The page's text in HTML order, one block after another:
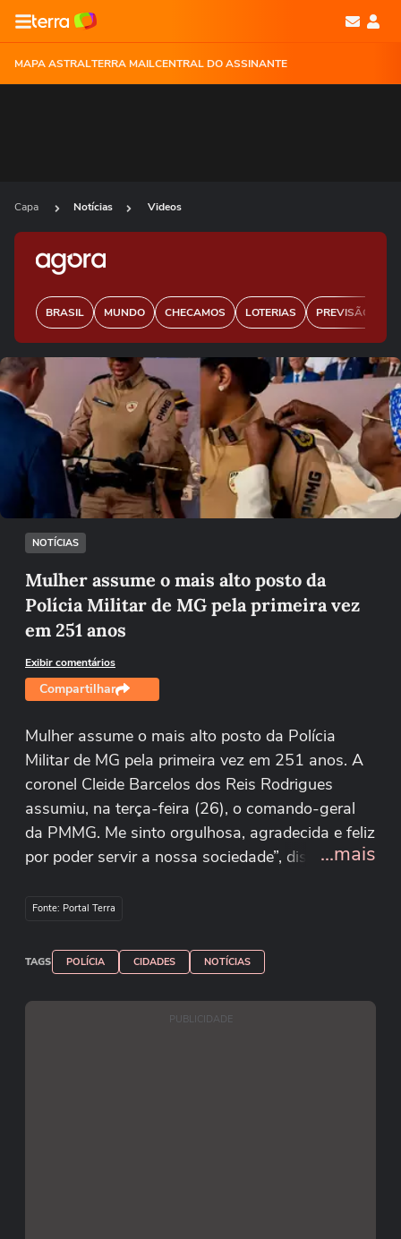
MAPA ASTRALTERRA MAILCENTRAL DO ASSINANTE
Capa Notícias Videos
BRASIL MUNDO CHECAMOS LOTERIAS PREVISÃO DO
Ops!
Não foi possível reproduzir o vídeo
Tentar novamente
NOTÍCIAS
Mulher assume o mais alto posto da
Polícia Militar de MG pela primeira vez
em 251 anos
Exibir comentários
Compartilhar
Mulher assume o mais alto posto da Polícia
Militar de MG pela primeira vez em 251 anos. A
coronel Cleide Barcelos dos Reis Rodrigues
assumiu, na terça-feira (26), o comando-geral
da PMMG. Me sinto orgulhosa, agradecida e feliz
por poder servir a nossa sociedade”, disse
coronel recebeu o carinho da mãe, que chamou a
Cleide tem uma trajetória de quase três décadas
na corporação, tendo ingressado em 1997.
Reprodução/Instagram/pmmg.oficial
...mais
Fonte: Portal Terra
TAGS POLÍCIA CIDADES NOTÍCIAS
PUBLICIDADE